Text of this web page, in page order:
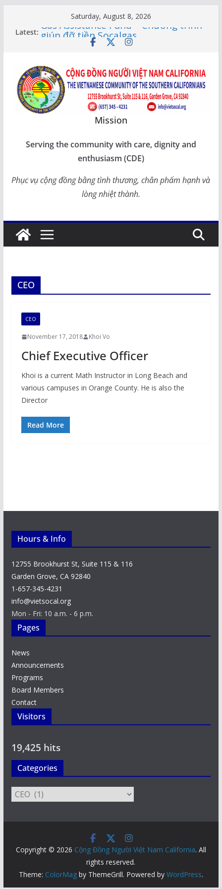
Saturday, August 8, 2026
Latest: Gas Assistance Fund – Chương trình
giúp đỡ tiền Socalgas
LỚP HỌC CỘNG ĐỒNG 2026 –
Citizenship Flashcard Apps – Ứng
Dụng Ôn Thi Quốc Tịch 2026
Human Rights Update in Vietnam
XUÂN SUNG TÚC – TẾT SẺ CHIA
CÙNG CÁC BẬC CAO NIÊN TẠI
CALIFORNIA Mission
Serving the community with care, dignity and
enthusiasm (CDE)
Phục vụ cộng đồng bằng tình thương, chân phẩm hạnh và
lòng nhiệt thành.
CEO
CEO
November 17, 2018 Khoi Vo
Chief Executive Officer
Khoi is a current Math Instructor in Long Beach and
various campuses in Orange County. He is also the
Director
Read More
Hours & Info
12755 Brookhurst St, Suite 115 & 116
Garden Grove, CA 92840
1-657-345-4231
info@vietsocal.org
Mon - Fri: 10 a.m. - 6 p.m.
Pages
News
Announcements
Programs
Board Members
Contact
Visitors
19,425 hits
Categories
Categories
Copyright © 2026 Cộng Đồng Người Việt Nam California. All
rights reserved.
Theme: ColorMagby ThemeGrill. Powered by WordPress.